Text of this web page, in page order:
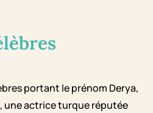
portant le prénom Derya,
une actrice turque réputée